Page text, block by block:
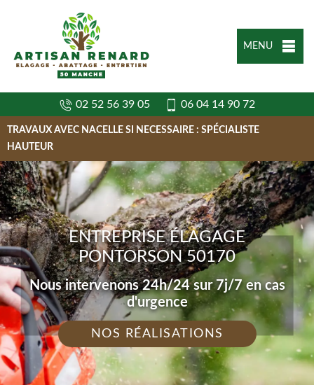
MENU
02 52 56 39 05 06 04 14 90 72
TRAVAUX AVEC NACELLE SI NECESSAIRE : SPÉCIALISTE
HAUTEUR
ENTREPRISE ÉLAGAGE
PONTORSON 50170
Nous intervenons 24h/24 sur 7j/7 en cas
d'urgence
NOS RÉALISATIONS